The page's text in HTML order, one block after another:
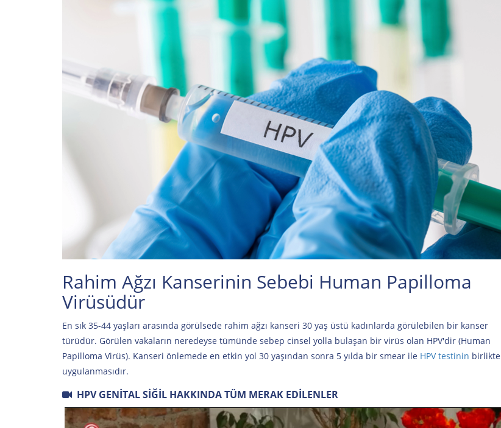
Rahim Ağzı Kanserinin Sebebi Human Papilloma
Virüsüdür
En sık 35-44 yaşları arasında görülsede rahim ağzı kanseri 30 yaş üstü kadınlarda görülebilen bir kanser
türüdür. Görülen vakaların neredeyse tümünde sebep cinsel yolla bulaşan bir virüs olan HPV'dir (Human
Papilloma Virüs). Kanseri önlemede en etkin yol 30 yaşından sonra 5 yılda bir smear ile HPV testinin birlikte
uygulanmasıdır.
HPV GENITAL SIĞIL HAKKINDA TÜM MERAK EDILENLER